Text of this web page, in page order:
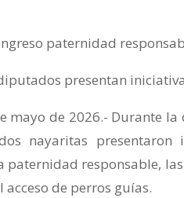
paternidad
presentan
mayo de 2026.- Durante
nayaritas
paternidad responsable,
acceso de perros guías.